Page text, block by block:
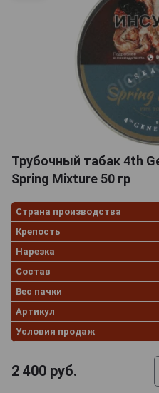
Трубочный табак 4th
Spring Mixture 50 гр
Страна производства
Крепость
Нарезка
Состав
Вес пачки
Артикул
Условия продаж
2 400 руб.